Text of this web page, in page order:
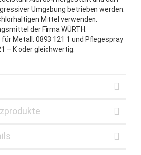
Umgebung betrieben werden.
Mittel verwenden.
der Firma WÜRTH:
Metall: 0893 121 1 und Pflegespray
– K oder gleichwertig.